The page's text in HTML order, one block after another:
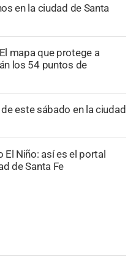
en la ciudad de Santa
El mapa que protege a
los 54 puntos de
este sábado en la ciudad
El Niño: así es el portal
de Santa Fe